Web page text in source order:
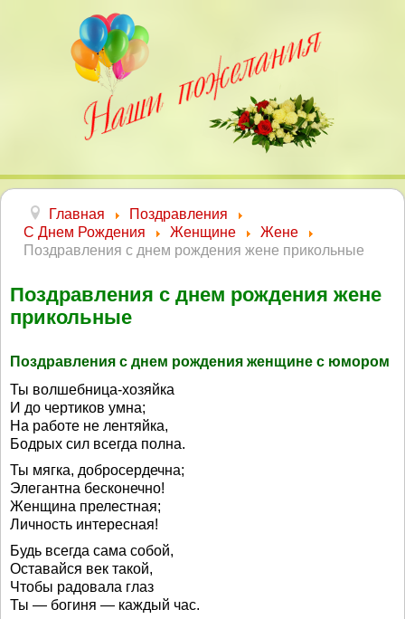
Главная
Поздравления
С Днем Рождения
Женщине
Жене
Поздравления с днем рождения жене прикольные
Поздравления с днем рождения жене
прикольные
Поздравления с днем рождения женщине с юмором
Ты волшебница-хозяйка
И до чертиков умна;
На работе не лентяйка,
Бодрых сил всегда полна.
Ты мягка, добросердечна;
Элегантна бесконечно!
Женщина прелестная;
Личность интересная!
Будь всегда сама собой,
Оставайся век такой,
Чтобы радовала глаз
Ты — богиня — каждый час.